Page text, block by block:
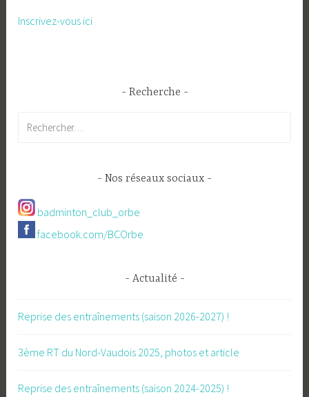
Inscrivez-vous ici
Recherche
Nos réseaux sociaux
badminton_club_orbe
facebook.com/BCOrbe
Actualité
Reprise des entraînements (saison 2026-2027) !
3ème RT du Nord-Vaudois 2025, photos et article
Reprise des entraînements (saison 2024-2025) !